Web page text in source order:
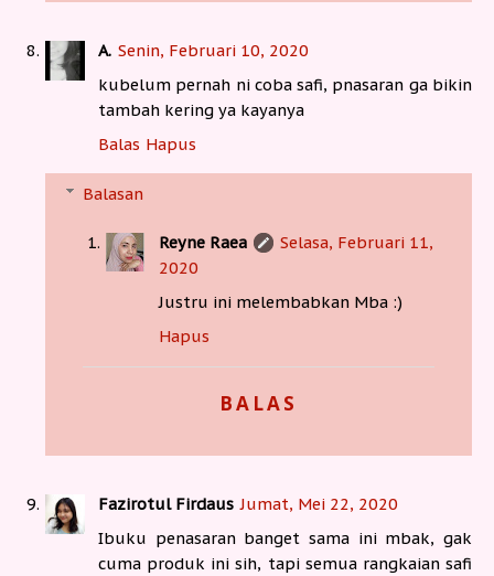
A. Senin, Februari 10, 2020
kubelum pernah ni coba safi, pnasaran ga bikin
tambah kering ya kayanya
Balas Hapus
Balasan
Reyne Raea
Selasa, Februari 11,
2020
Justru ini melembabkan Mba :)
Hapus
BALAS
Fazirotul Firdaus Jumat, Mei 22, 2020
Ibuku penasaran banget sama ini mbak, gak
cuma produk ini sih, tapi semua rangkaian safi